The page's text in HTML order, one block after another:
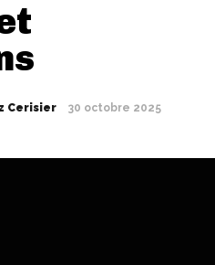
Cerisier 30 octobre 2025